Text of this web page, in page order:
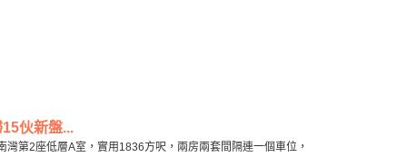
伙新盤...
第2座低層A室，實用1836方呎，兩房兩套間隔連一個車位，